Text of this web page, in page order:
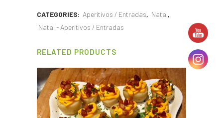
CATEGORIES: Aperitivos / Entradas, Natal,
Natal - Aperitivos / Entradas
RELATED PRODUCTS